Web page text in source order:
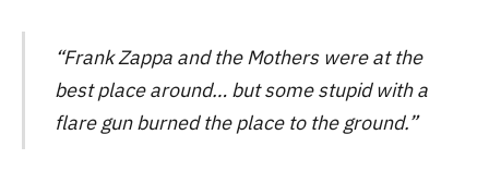
“Frank Zappa and the Mothers were at the
best place around… but some stupid with a
flare gun burned the place to the ground.”